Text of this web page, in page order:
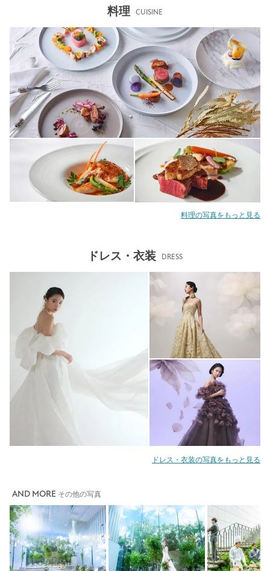
料理 CUISINE
料理の写真をもっと見る
ドレス・衣装 DRESS
ドレス・衣装の写真をもっと見る
AND MORE その他の写真